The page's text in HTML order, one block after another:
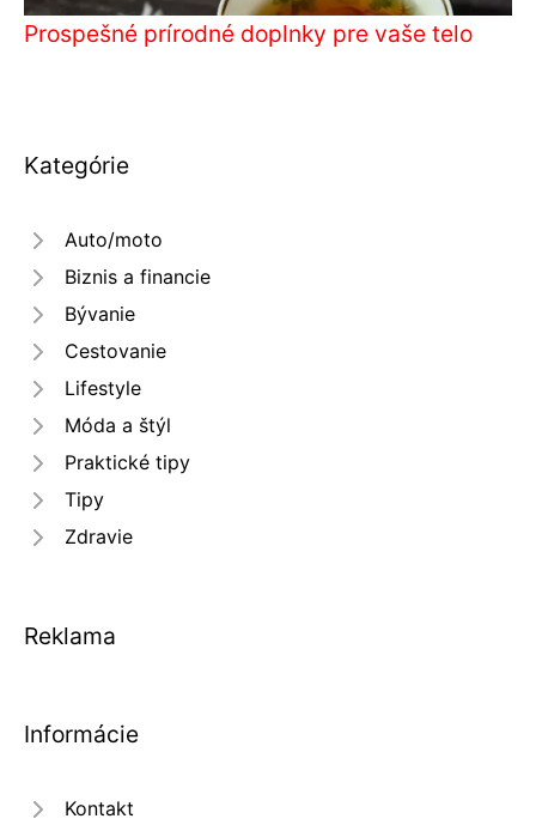
Prospešné prírodné doplnky pre vaše telo
Kategórie
Auto/moto
Biznis a financie
Bývanie
Cestovanie
Lifestyle
Móda a štýl
Praktické tipy
Tipy
Zdravie
Reklama
Informácie
Kontakt